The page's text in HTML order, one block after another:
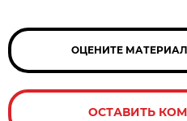
ОЦЕНИТЕ МАТЕРИАЛ
ОСТАВИТЬ